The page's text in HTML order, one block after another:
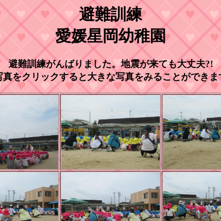
避難訓練
愛媛星岡幼稚園
避難訓練がんばりました。地震が来ても大丈夫?!
真をクリックすると大きな写真をみることができま